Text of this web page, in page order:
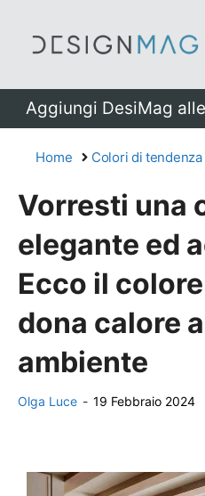
Aggiungi DesiMag
Home Colori di tendenza
Vorresti una
elegante ed
Ecco il
dona calore
ambiente
Olga Luce - 19 Febbraio 2024